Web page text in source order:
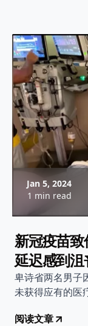
Jan 5, 2024
1 min read
新冠疫苗
延迟感到沮
卑诗省两名男子
未获得应有的医
阅读文章